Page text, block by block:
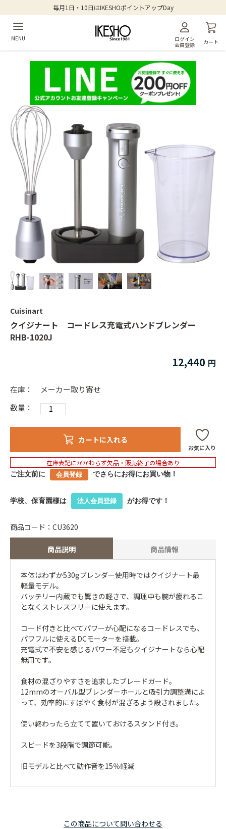
毎月1日・10日はIKESHOポイントアップDay
MENU
ログイン
会員登録
カート
クイジナート コードレス充電式ハンドブレンダー
RHB-1020J
Cuisinart
12,440
在庫：
メーカー取り寄せ
数量：
カートに入れる
お気に入り
在庫表記にかかわらず欠品・販売終了の場合あり
ご注文前に 会員登録 でさらにお得にお買い物！
学校、保育園様は 法人会員登録 がお得です！
商品説明 商品情報
本体はわずか530gブレンダー使用時ではクイジナート最
軽量モデル。
バッテリー内蔵でも驚きの軽さで、調理中も腕が疲れるこ
となくストレスフリーに使えます。
コード付きと比べてパワーが心配になるコードレスでも、
パワフルに使えるDCモーターを搭載。
充電式で不安を感じるパワー不足もクイジナートなら心配
無用です。
食材の混ざりやすさを追求したブレードガード。
12mmのオーバル型ブレンダーホールと吸引力調整溝によ
って、効率的にすばやく食材が混ざるよう設されました。
使い終わったら立てて置いておけるスタンド付き。
スピードを3段階で調節可能。
旧モデルと比べて動作音を15％軽減
この商品について問い合わせる
商品コード：CU3620